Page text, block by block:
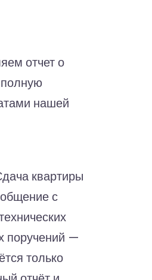
отчет о
полную
нашей
квартиры
с
поручений —
только